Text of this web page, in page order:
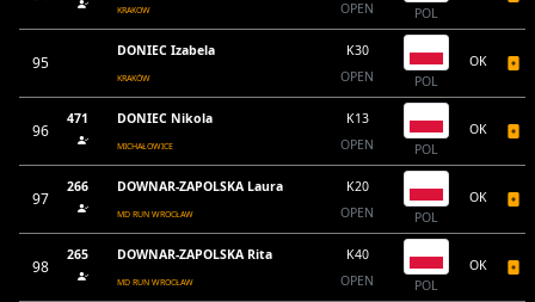
KRAKOW
OPEN
POL
95
DONIEC Izabela
KRAKÓW
K30
OPEN
POL
OK
96
471 DONIEC Nikola
MICHAŁOWICE
K13
OPEN
POL
OK
97
266 DOWNAR-ZAPOLSKA Laura
MD RUN WROCŁAW
K20
OPEN
POL
OK
98
265 DOWNAR-ZAPOLSKA Rita
MD RUN WROCŁAW
K40
OPEN
POL
OK